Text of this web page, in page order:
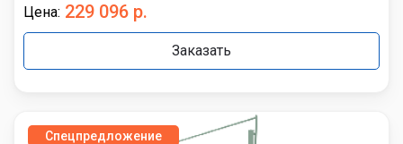
Цена: 229 096 р.
Заказать
Спецпредложение